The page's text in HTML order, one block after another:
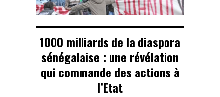
1000 milliards de la diaspora
sénégalaise : une révélation
qui commande des actions à
l’Etat